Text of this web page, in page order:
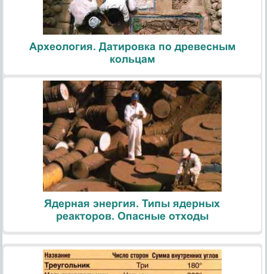
Археология. Датировка по древесным
кольцам
Ядерная энергия. Типы ядерных
реакторов. Опасные отходы